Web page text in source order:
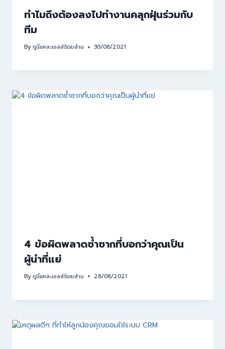
ทำไมถึงต้องลงไปทำงานคลุกฝุ่นร่วมกับ
ทีม
Byกูนี่แหละเซลล์ร้อยล้าน 30/08/2021
4 ข้อผิดพลาดซ้ำซากที่บอกว่าคุณเป็น
ผู้นำที่แย่
Byกูนี่แหละเซลล์ร้อยล้าน 28/08/2021